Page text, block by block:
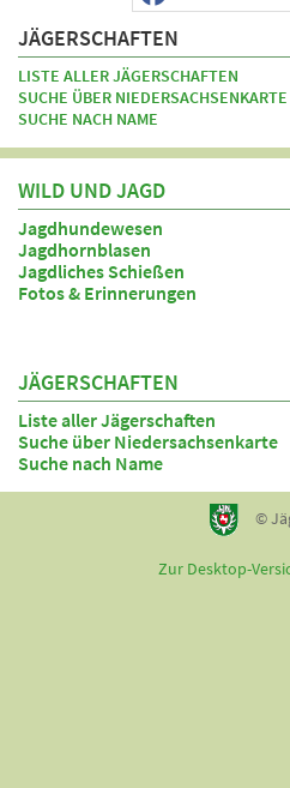
JÄGERSCHAFTEN
LISTE ALLER JÄGERSCHAFTEN
SUCHE ÜBER NIEDERSACHSENKARTE
SUCHE NACH NAME
WILD UND JAGD
Jagdhundewesen
Jagdhornblasen
Jagdliches Schießen
Fotos & Erinnerungen
JÄGERSCHAFTEN
Liste aller Jägerschaften
Suche über Niedersachsenkarte
Suche nach Name
©
Zur Desktop-